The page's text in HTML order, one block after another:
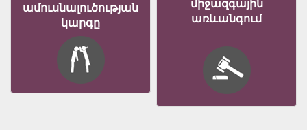
ամուսնալուծության
կարգը
առևանգում